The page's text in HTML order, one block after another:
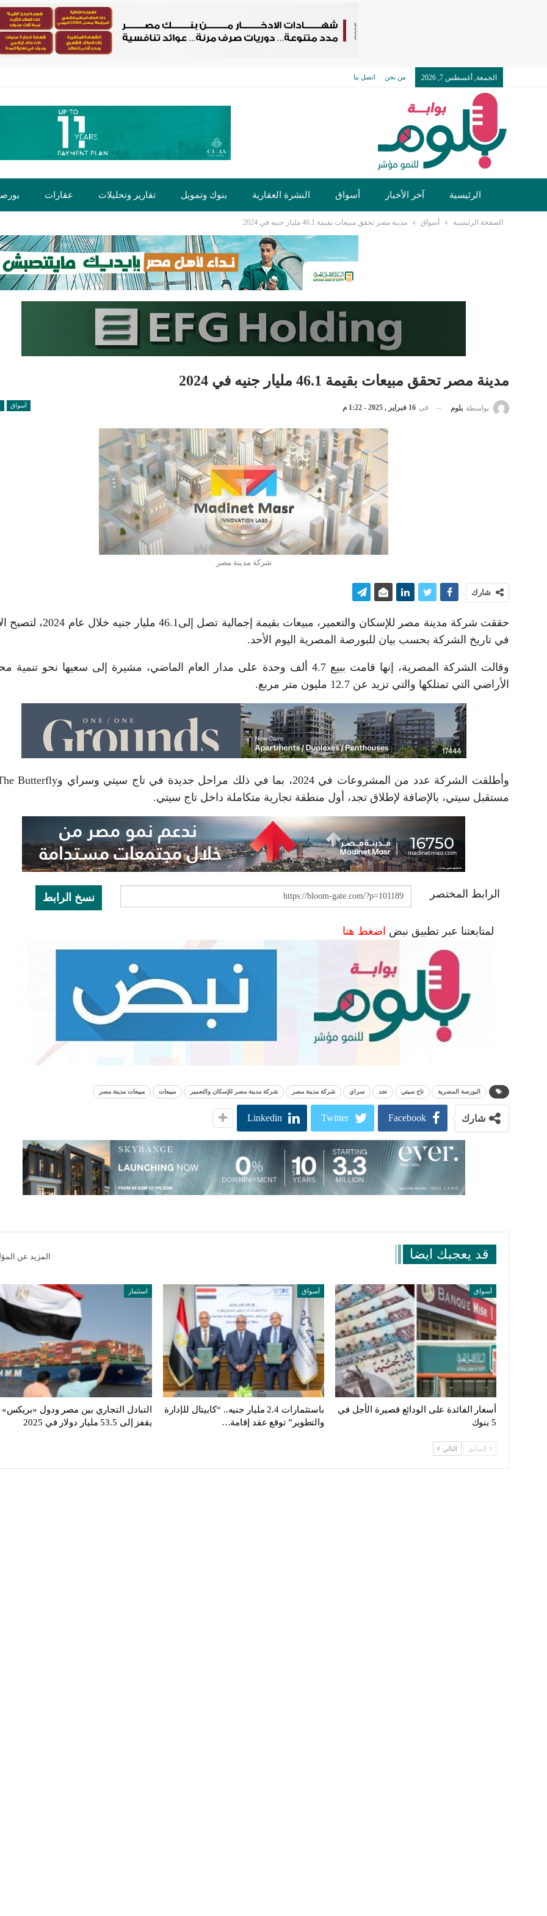
الجمعة, أغسطس 7, 2026 من نحن اتصل بنا
الرئيسية آخر الأخبار أسواق النشرة العقارية بنوك وتمويل تقارير وتحليلات عقارات
الصفحة الرئيسية أسواق مدينة مصر تحقق مبيعات بقيمة 46.1 مليار جنيه في 2024
مدينة مصر تحقق مبيعات بقيمة 46.1 مليار جنيه في 2024
أسواق بواسطة بلوم في 16 فبراير , 2025 - 1:22 م
شركة مدينة مصر
شارك
حققت شركة مدينة مصر للإسكان والتعمير، مبيعات بقيمة إجمالية تصل
في تاريخ الشركة بحسب بيان للبورصة المصرية اليوم الأحد.
وقالت الشركة المصرية، إنها قامت ببيع 4.7 ألف وحدة على مدار العام الماضي، مشيرة إلى سعيها نحو
الأراضي التي تمتلكها والتي تزيد عن 12.7 مليون متر مربع.
مستقبل سيتي، بالإضافة لإطلاق تجد، أول منطقة تجارية متكاملة داخل تاج سيتي.
الرابط المختصر نسخ الرابط
لمتابعتنا عبر تطبيق نبض اضغط هنا
البورصة المصرية تاج سيتي تجد سراي شركة مدينة مصر شركة مدينة مصر للإسكان والتعمير مبيعات مبيعات مدينة مصر
شارك Facebook
Twitter
Linkedin
قد يعجبك ايضا المزيد عن
أسواق
أسعار الفائدة على الودائع قصيرة الأجل في
5 بنوك
أسواق
باستثمارات 2.4 مليار جنيه.. “كابيتال للإدارة
والتطوير” توقع عقد إقامة…
استثمار
التبادل التجاري بين مصر ودول «بريكس»
يقفز إلى 53.5 مليار دولار في 2025
السابق التالي